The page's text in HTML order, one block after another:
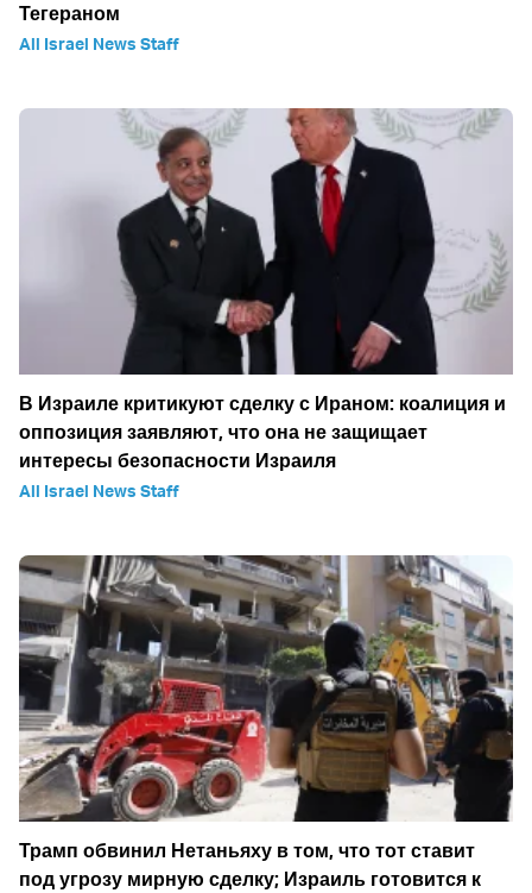
Тегераном
All Israel News Staff
В Израиле критикуют сделку с Ираном: коалиция и
оппозиция заявляют, что она не защищает
интересы безопасности Израиля
All Israel News Staff
Трамп обвинил Нетаньяху в том, что тот ставит
под угрозу мирную сделку; Израиль готовится к